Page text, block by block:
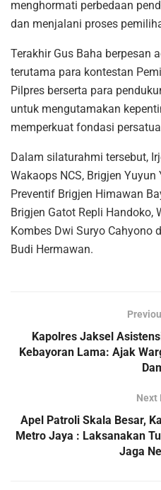
menghormati perbedaan
dan menjalani proses
Terakhir Gus Baha berpesan
terutama para kontestan
Pilpres berserta para
untuk mengutamakan
memperkuat fondasi
Dalam silaturahmi tersebut,
Wakaops NCS, Brigjen
Preventif Brigjen Himawan
Brigjen Gatot Repli Handoko,
Kombes Dwi Suryo Cahyono
Budi Hermawan.
Kapolres Jaksel
Kebayoran Lama: Ajak
Next
Apel Patroli Skala Besar,
Metro Jaya : Laksanakan
Jaga